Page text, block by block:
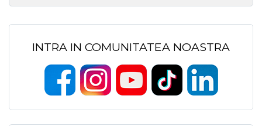
INTRA IN COMUNITATEA NOASTRA